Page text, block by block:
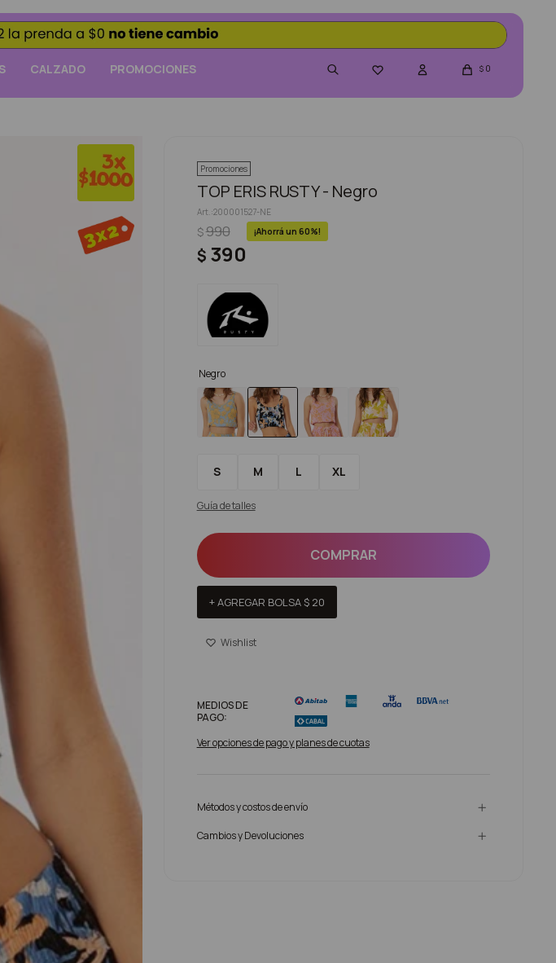
CALZADO PROMOCIONES  $ 0
Promociones
TOP ERIS RUSTY - Negro
200001527-NE
$ 390
$990 60
Negro
S M L XL
Guía de talles
COMPRAR
+ AGREGAR BOLSA$ 20
MEDIOS DE
PAGO:
Ver opciones de pago y planes de cuotas
Métodos y costos de envío
Cambios y Devoluciones